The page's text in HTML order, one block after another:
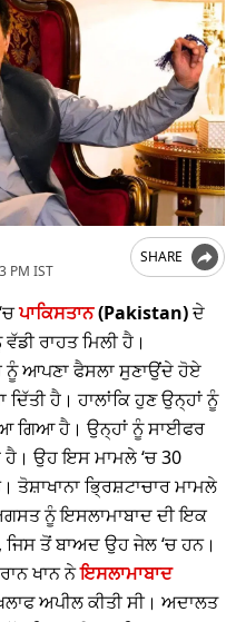
PM IST
SHARE
ਪਾਕਿਸਤਾਨ(Pakistan)ਦੇ
ਰਾਹਤ ਮਿਲੀ ਹੈ।
ਨੂੰ ਆਪਣਾ ਫੈਸਲਾ ਸੁਣਾਉਂਦੇ ਹੋਏ
ਹੈ। ਹਾਲਾਂਕਿ ਹੁਣ ਉਨ੍ਹਾਂ ਨੂੰ
ਗਿਆ ਹੈ। ਉਨ੍ਹਾਂ ਨੂੰ ਸਾਈਫਰ
ਉਹ ਇਸ ਮਾਮਲੇ ‘ਚ 30
ਭ੍ਰਿਸ਼ਟਾਚਾਰ ਮਾਮਲੇ
ਨੂੰ ਇਸਲਾਮਾਬਾਦ ਦੀ ਇਕ
ਤੋਂ ਬਾਅਦ ਉਹ ਜੇਲ ‘ਚ ਹਨ।
ਖਾਨ ਨੇਇਸਲਾਮਾਬਾਦ
ਅਪੀਲ ਕੀਤੀ ਸੀ। ਅਦਾਲਤ